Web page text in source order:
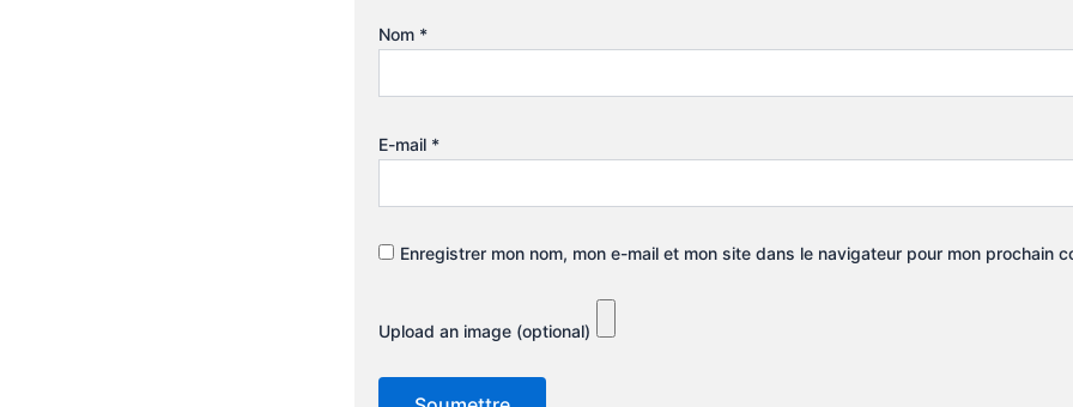
Nom *
E-mail *
Enregistrer mon nom, mon e-mail et mon site dans le navigateur pour mon prochain
Upload an image (optional)